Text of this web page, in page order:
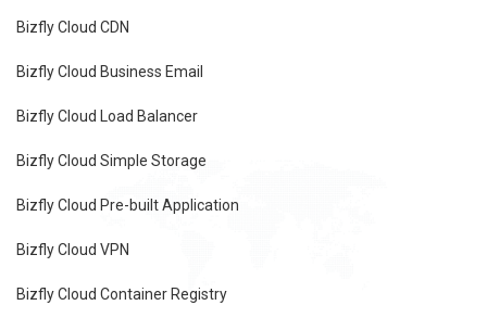
Bizfly Cloud CDN
Bizfly Cloud Business Email
Bizfly Cloud Load Balancer
Bizfly Cloud Simple Storage
Bizfly Cloud Pre-built Application
Bizfly Cloud VPN
Bizfly Cloud Container Registry